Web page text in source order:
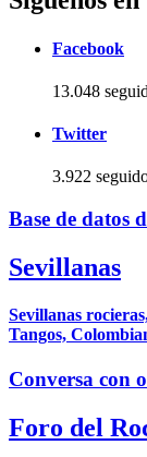
Facebook
13.048
Twitter
3.922
Base de datos
Sevillanas
Sevillanas
Tangos,
Conversa con
Foro del